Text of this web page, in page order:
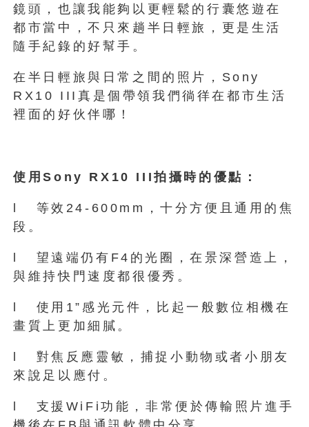
鏡頭，也讓我能夠以更輕鬆的行囊悠遊在
都市當中，不只來趟半日輕旅，更是生活
隨手紀錄的好幫手。
在半日輕旅與日常之間的照片，Sony
RX10 III真是個帶領我們徜徉在都市生活
裡面的好伙伴哪！
使用Sony RX10 III拍攝時的優點：
l 等效24-600mm，十分方便且通用的焦
段。
l 望遠端仍有F4的光圈，在景深營造上，
與維持快門速度都很優秀。
l 使用1”感光元件，比起一般數位相機在
畫質上更加細膩。
l 對焦反應靈敏，捕捉小動物或者小朋友
來說足以應付。
l 支援WiFi功能，非常便於傳輸照片進手